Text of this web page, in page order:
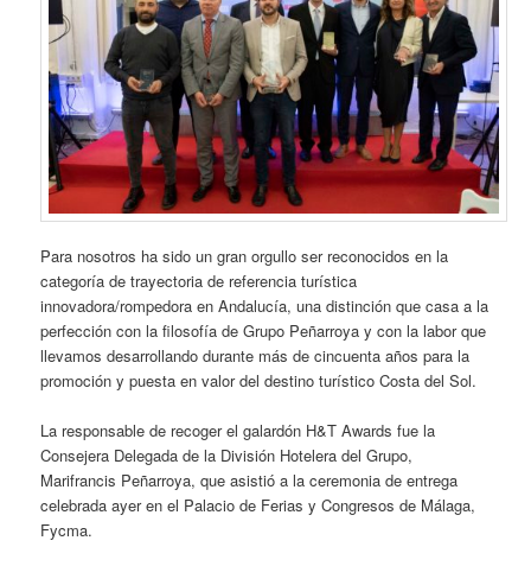
Para nosotros ha sido un gran orgullo ser reconocidos en la
categoría de trayectoria de referencia turística
innovadora/rompedora en Andalucía, una distinción que casa a la
perfección con la filosofía de Grupo Peñarroya y con la labor que
llevamos desarrollando durante más de cincuenta años para la
promoción y puesta en valor del destino turístico Costa del Sol.
La responsable de recoger el galardón H&T Awards fue la
Consejera Delegada de la División Hotelera del Grupo,
Marifrancis Peñarroya, que asistió a la ceremonia de entrega
celebrada ayer en el Palacio de Ferias y Congresos de Málaga,
Fycma.